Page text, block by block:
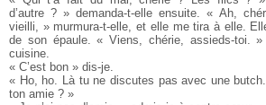
d’autre ? » demanda-t-elle ensuite. « Ah,
vieilli, » murmura-t-elle, et elle me tira à elle.
de son épaule. « Viens, chérie, assieds-toi.
cuisine.
« C’est bon » dis-je.
« Ho, ho. Là tu ne discutes pas avec une
ton amie ? »